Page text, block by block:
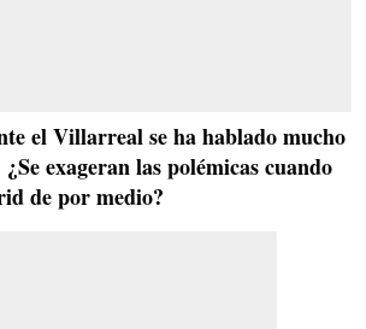
el Villarreal se ha hablado mucho
exageran las polémicas cuando
de por medio?